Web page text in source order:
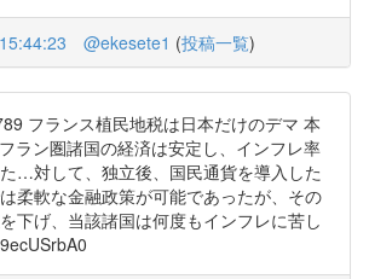
@ekesete1 (投稿一覧)
フランス植民地税は日本だけのデマ 本
ラン圏諸国の経済は安定し、インフレ率
…対して、独立後、国民通貨を導入した
柔軟な金融政策が可能であったが、その
下げ、当該諸国は何度もインフレに苦し